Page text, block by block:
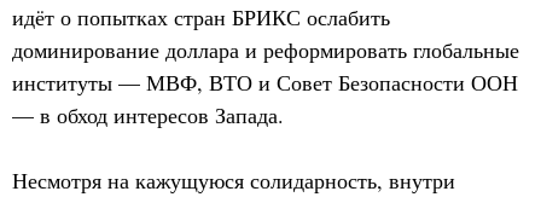
идёт о попытках стран БРИКС ослабить
доминирование доллара и реформировать глобальные
институты — МВФ, ВТО и Совет Безопасности ООН
— в обход интересов Запада.
Несмотря на кажущуюся солидарность, внутри